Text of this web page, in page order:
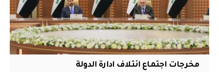
مخرجات اجتماع ائتلاف ادارة الدولة